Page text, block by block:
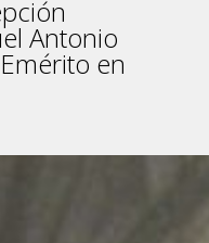
Antonio
en